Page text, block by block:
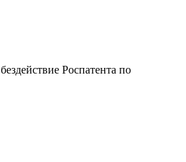
Роспатента по